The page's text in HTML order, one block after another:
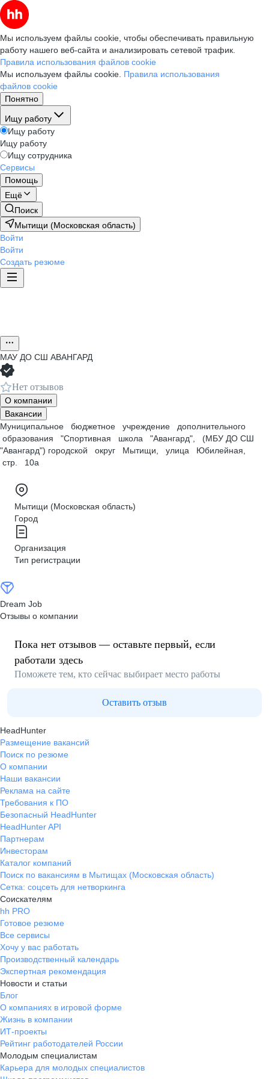
Мы используем файлы cookie, чтобы обеспечивать правильную
работу нашего веб-сайта и анализировать сетевой трафик.
Правила использования файлов cookie
Мы используем файлы cookie. Правила использования
файлов cookie
Понятно
Ищу работу
Ищу работу
Ищу работу
Ищу сотрудника
Сервисы
Помощь
Ещё
Поиск
Мытищи (Московская область)
Войти
Войти
Создать резюме
МАУ ДО СШ АВАНГАРД
Нет отзывов
О компании
Вакансии
Муниципальное бюджетное учреждение дополнительного
образования "Спортивная школа "Авангард", (МБУ ДО СШ
"Авангард") городской округ Мытищи, улица Юбилейная,
стр. 10а
Мытищи (Московская область)
Город
Организация
Тип регистрации
Dream Job
Отзывы о компании
Пока нет отзывов — оставьте первый, если
работали здесь
Поможете тем, кто сейчас выбирает место работы
Оставить отзыв
HeadHunter
Размещение вакансий
Поиск по резюме
О компании
Наши вакансии
Реклама на сайте
Требования к ПО
Безопасный HeadHunter
HeadHunter API
Партнерам
Инвесторам
Каталог компаний
Поиск по вакансиям в Мытищах (Московская область)
Сетка: соцсеть для нетворкинга
Соискателям
hh PRO
Готовое резюме
Все сервисы
Хочу у вас работать
Производственный календарь
Экспертная рекомендация
Новости и статьи
Блог
О компаниях в игровой форме
Жизнь в компании
ИТ-проекты
Рейтинг работодателей России
Молодым специалистам
Карьера для молодых специалистов